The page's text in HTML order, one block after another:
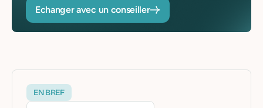
Echanger avec un conseiller
EN BREF